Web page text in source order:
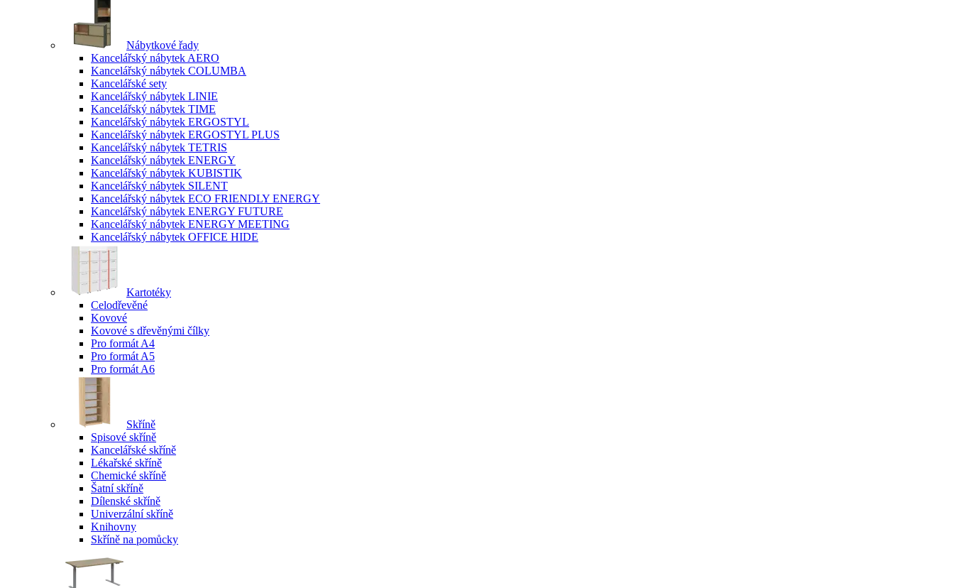
Nábytkové řady
Kancelářský nábytek AERO
Kancelářský nábytek COLUMBA
Kancelářské sety
Kancelářský nábytek LINIE
Kancelářský nábytek TIME
Kancelářský nábytek ERGOSTYL
Kancelářský nábytek ERGOSTYL PLUS
Kancelářský nábytek TETRIS
Kancelářský nábytek ENERGY
Kancelářský nábytek KUBISTIK
Kancelářský nábytek SILENT
Kancelářský nábytek ECO FRIENDLY ENERGY
Kancelářský nábytek ENERGY FUTURE
Kancelářský nábytek ENERGY MEETING
Kancelářský nábytek OFFICE HIDE
Kartotéky
Celodřevěné
Kovové
Kovové s dřevěnými čílky
Pro formát A4
Pro formát A5
Pro formát A6
Skříně
Spisové skříně
Kancelářské skříně
Lékařské skříně
Chemické skříně
Šatní skříně
Dílenské skříně
Univerzální skříně
Knihovny
Skříně na pomůcky